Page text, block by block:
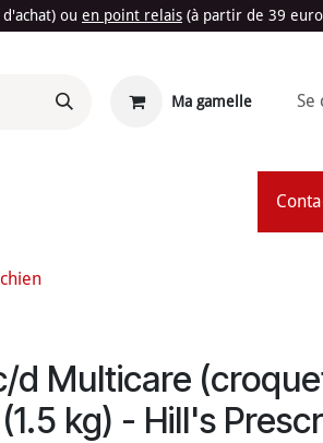
ou en point relais (à partir de 39
Ma gamelle Se
d Multicare
kg) - Hill's